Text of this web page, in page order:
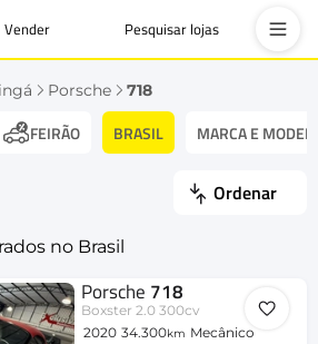
Vender Pesquisar lojas
Porsche 718
FEIRÃO BRASIL MARCA E
Ordenar
no Brasil
Porsche 718
Boxster 2.0 300cv
2020 34.300km Mecânico